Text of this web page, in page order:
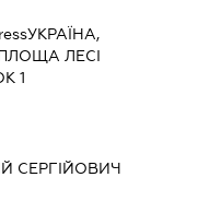
УКРАЇНА,
ПЛОЩА ЛЕСІ
1
СЕРГІЙОВИЧ